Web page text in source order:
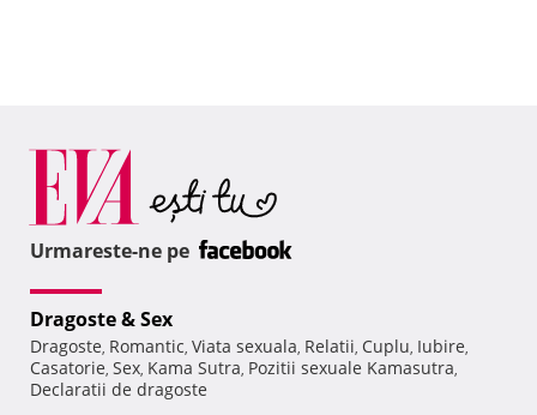
Urmareste-ne pe
Dragoste & Sex
Dragoste, Romantic, Viata sexuala, Relatii, Cuplu, Iubire,
Casatorie, Sex, Kama Sutra, Pozitii sexuale Kamasutra,
Declaratii de dragoste